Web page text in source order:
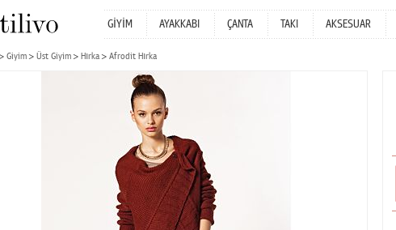
GİYİM AYAKKABI ÇANTA TAKI AKSESUAR
Giyim Üst Giyim Hırka Afrodit Hırka